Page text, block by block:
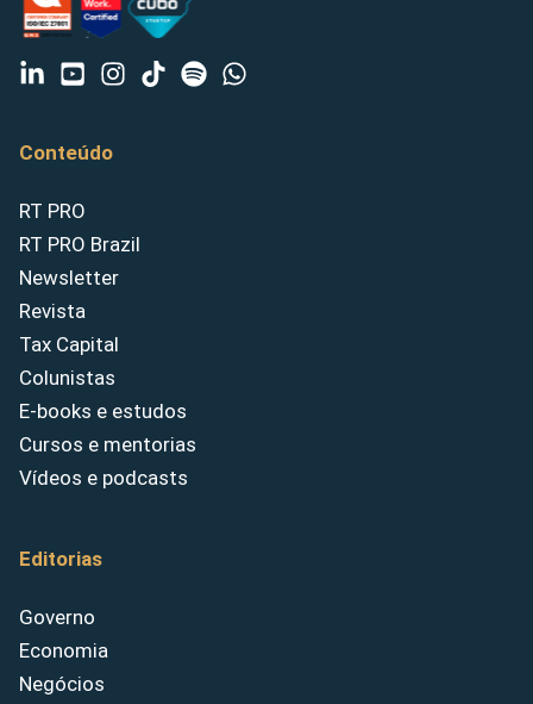
Conteúdo
RT PRO
RT PRO Brazil
Newsletter
Revista
Tax Capital
Colunistas
E-books e estudos
Cursos e mentorias
Vídeos e podcasts
Editorias
Governo
Economia
Negócios